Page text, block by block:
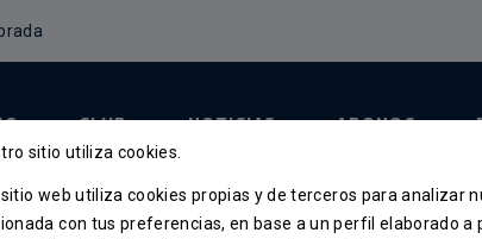
CLUB NOTICIAS ABONOS
sitio utiliza cookies.
sitio web utiliza cookies propias y de terceros para analizar
con tus preferencias, en base a un perfil elaborado